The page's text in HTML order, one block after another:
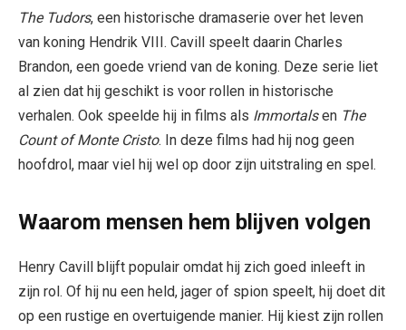
The Tudors, een historische dramaserie over het leven
van koning Hendrik VIII. Cavill speelt daarin Charles
Brandon, een goede vriend van de koning. Deze serie liet
al zien dat hij geschikt is voor rollen in historische
verhalen. Ook speelde hij in films als Immortalsen The
Count of Monte Cristo. In deze films had hij nog geen
hoofdrol, maar viel hij wel op door zijn uitstraling en spel.
Waarom mensen hem blijven volgen
Henry Cavill blijft populair omdat hij zich goed inleeft in
zijn rol. Of hij nu een held, jager of spion speelt, hij doet dit
op een rustige en overtuigende manier. Hij kiest zijn rollen